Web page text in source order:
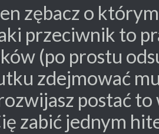
zębacz o
przeciwnik to
(po prostu
zdejmować
postać
zabić jednym